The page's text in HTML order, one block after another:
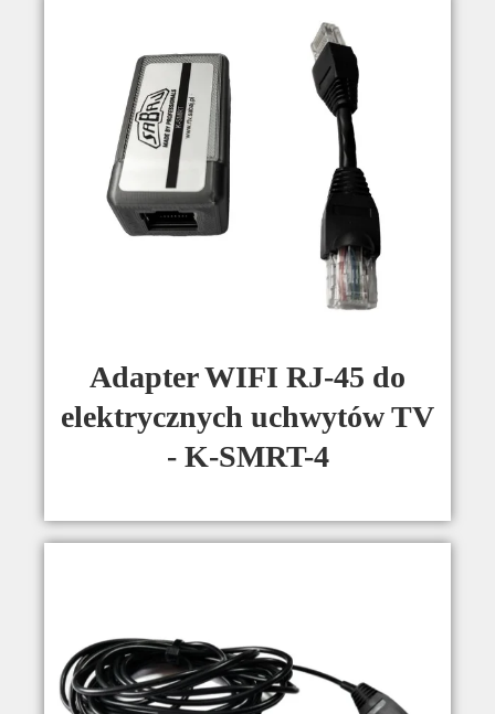
Adapter WIFI RJ-45 do
elektrycznych uchwytów TV
- K-SMRT-4